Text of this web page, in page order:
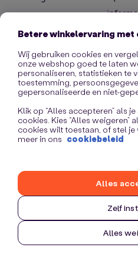
Betere winkelervaring met
Wij gebruiken cookies en
onze webshop goed te laten
personaliseren, statistieken te
toestemming,
gepersonaliseerde en niet-
Klik op “Alles accepteren” als
cookies. Kies “Alles weigeren”
cookies wilt toestaan, of stel je
meer in ons cookiebeleid
Zelf
Alles
Alles